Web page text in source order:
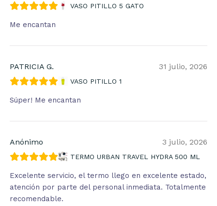
VASO PITILLO 5 GATO
Me encantan
PATRICIA G. 31 julio, 2026
VASO PITILLO 1
Súper! Me encantan
Anónimo 3 julio, 2026
TERMO URBAN TRAVEL HYDRA 500 ML
Excelente servicio, el termo llego en excelente estado,
atención por parte del personal inmediata. Totalmente
recomendable.